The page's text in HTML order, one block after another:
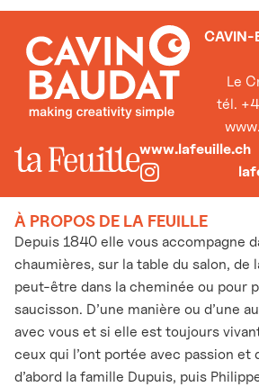
CAVIN-
Le
tél.
www.lafeuille.ch
À PROPOS DE LA FEUILLE
Depuis 1840 elle vous accompagne
chaumières, sur la table du salon, de
peut-être dans la cheminée ou pour
saucisson. D’une manière ou d’une
avec vous et si elle est toujours
ceux qui l’ont portée avec passion et
d’abord la famille Dupuis, puis